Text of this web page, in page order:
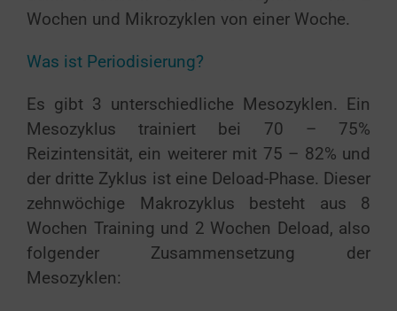
Wochen und Mikrozyklen von einer Woche.
Was ist Periodisierung?
Es gibt 3 unterschiedliche Mesozyklen. Ein
Mesozyklus trainiert bei 70 – 75%
Reizintensität, ein weiterer mit 75 – 82% und
der dritte Zyklus ist eine Deload-Phase. Dieser
zehnwöchige Makrozyklus besteht aus 8
Wochen Training und 2 Wochen Deload, also
folgender Zusammensetzung der
Mesozyklen: